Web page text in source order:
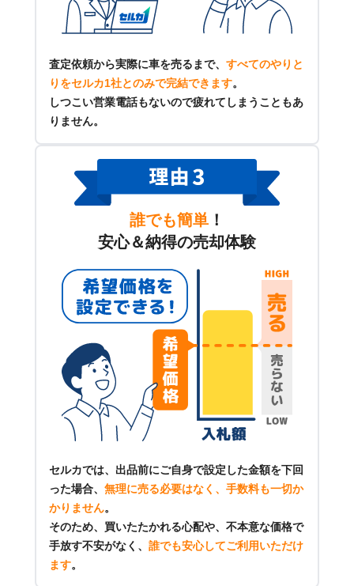
査定依頼から実際に車を売るまで、 すべてのやりと
りをセルカ1社とのみで完結できます。
しつこい営業電話もないので疲れてしまうこともあ
りません。
誰でも簡単 ！
安心＆納得の売却体験
セルカでは、出品前にご自身で設定した金額を下回
った場合、 無理に売る必要はなく、手数料も一切か
かりません。
そのため、買いたたかれる心配や、不本意な価格で
手放す不安がなく、 誰でも安心してご利用いただけ
ます。